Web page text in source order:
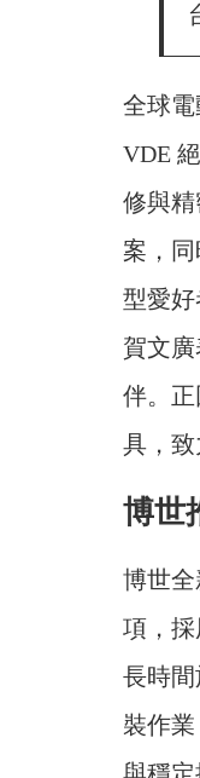
全球
VDE
修與
案，
型愛
賀文
伴。
具，致
博世
博世
項，
長時
裝作